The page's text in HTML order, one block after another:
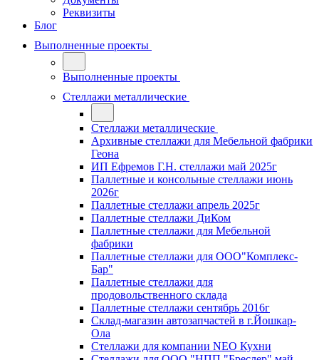
Реквизиты
Блог
Выполненные проекты
Выполненные проекты
Стеллажи металлические
Стеллажи металлические
Архивные стеллажи для Мебельной фабрики
Геона
ИП Ефремов Г.Н. стеллажи май 2025г
Паллетные и консольные стеллажи июнь
2026г
Паллетные стеллажи апрель 2025г
Паллетные стеллажи ДиКом
Паллетные стеллажи для Мебельной
фабрики
Паллетные стеллажи для ООО"Комплекс-
Бар"
Паллетные стеллажи для
продовольственного склада
Паллетные стеллажи сентябрь 2016г
Склад-магазин автозапчастей в г.Йошкар-
Ола
Стеллажи для компании NEO Кухни